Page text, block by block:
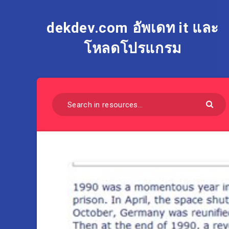
dekdev.com อัพเดท it และ
โหลดโปรแกรม